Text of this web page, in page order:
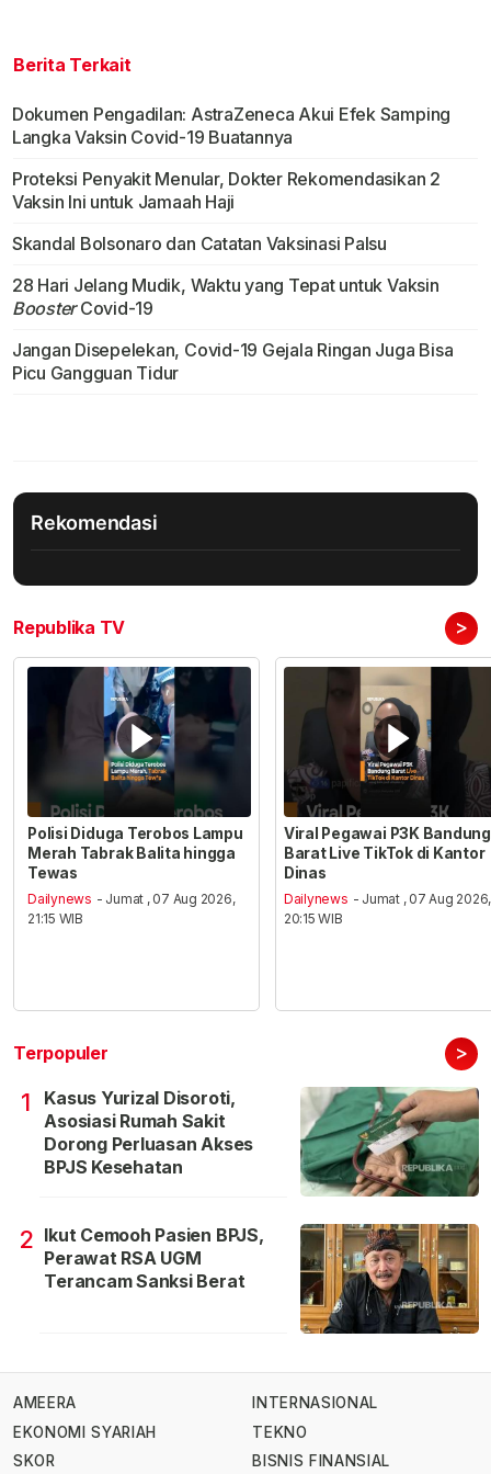
Berita Terkait
Dokumen Pengadilan: AstraZeneca Akui Efek Samping
Langka Vaksin Covid-19 Buatannya
Proteksi Penyakit Menular, Dokter Rekomendasikan 2
Vaksin Ini untuk Jamaah Haji
Skandal Bolsonaro dan Catatan Vaksinasi Palsu
28 Hari Jelang Mudik, Waktu yang Tepat untuk Vaksin
BoosterCovid-19
Jangan Disepelekan, Covid-19 Gejala Ringan Juga Bisa
Picu Gangguan Tidur
Rekomendasi
Republika TV >
Polisi Diduga Terobos Lampu
Merah Tabrak Balita hingga
Tewas
Dailynews - Jumat , 07 Aug 2026,
21:15 WIB
Viral Pegawai P3K Bandung
Barat Live TikTok di Kantor
Dinas
Dailynews - Jumat , 07 Aug 2026,
20:15 WIB
Terpopuler >
1
Kasus Yurizal Disoroti,
Asosiasi Rumah Sakit
Dorong Perluasan Akses
BPJS Kesehatan
2 Ikut Cemooh Pasien BPJS,
Perawat RSA UGM
Terancam Sanksi Berat
AMEERA
EKONOMI SYARIAH
SKOR
INTERNASIONAL
TEKNO
BISNIS FINANSIAL